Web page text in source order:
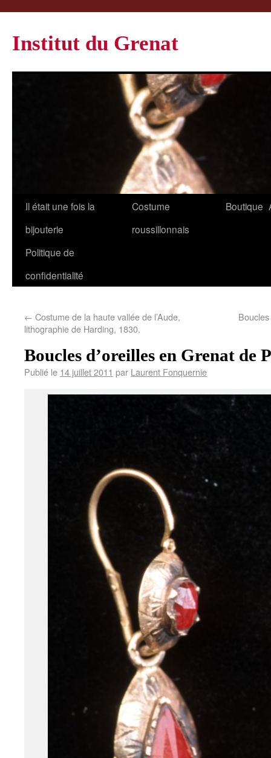
Institut du Grenat
Il était une fois la
bijouterie
Costume
roussillonnais
Boutique
Politique de
confidentialité
← Costume de la haute vallée de l’Aude,
lithographie de Harding, 1830.
Boucles d’oreilles en Grenat de
Publié le 14 juillet 2011 par Laurent Fonquernie